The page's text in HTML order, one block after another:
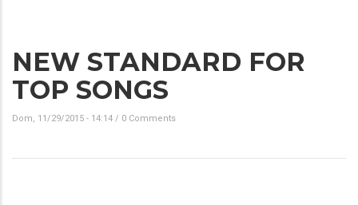
NEW STANDARD FOR
TOP SONGS
Dom, 11/29/2015 - 14:14 / 0 Comments